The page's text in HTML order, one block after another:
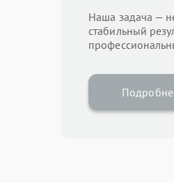
Наша задача —
стабильный